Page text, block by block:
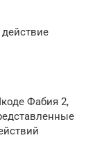
Фабия 2,